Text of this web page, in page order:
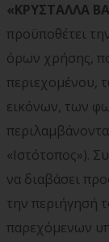
«ΚΡΥΣΤΑΛΛΑ
προϋποθέτει
όρων χρήσης,
περιεχομένου,
εικόνων, των
«Ιστότοπος»).
να διαβάσει
την περιήγησή
παρεχόμενων